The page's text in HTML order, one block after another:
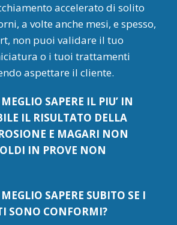
accelerato di solito
a volte anche mesi, e spesso,
non puoi validare il tuo
o i tuoi trattamenti
aspettare il cliente.
SAPERE IL PIU’ IN
IL RISULTATO DELLA
E MAGARI NON
IN PROVE NON
SAPERE SUBITO SE I
SONO CONFORMI?